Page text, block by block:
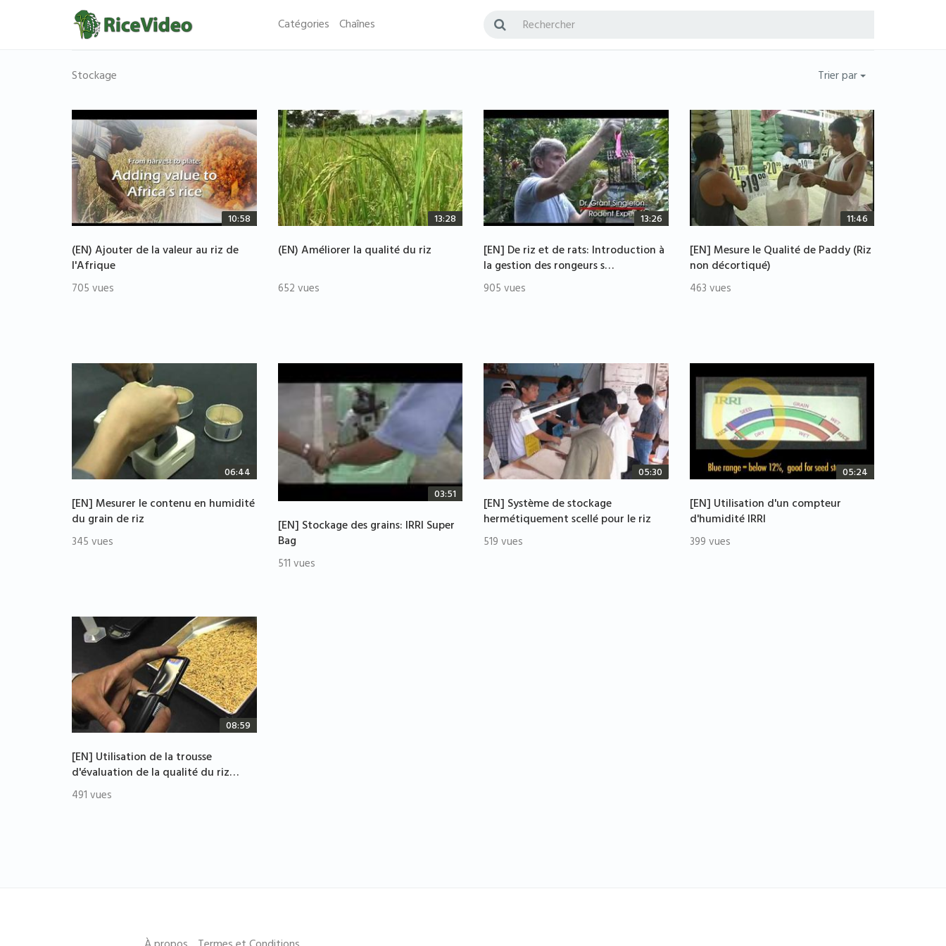
Catégories Chaînes
Stockage Trier par
10:58
(EN) Ajouter de la valeur au riz de
l'Afrique
705 vues
13:28
(EN) Améliorer la qualité du riz
652 vues
13:26
[EN] De riz et de rats: Introduction à
la gestion des rongeurs s…
905 vues
11:46
[EN] Mesure le Qualité de Paddy (Riz
non décortiqué)
463 vues
06:44
[EN] Mesurer le contenu en humidité
du grain de riz
345 vues
03:51
[EN] Stockage des grains: IRRI Super
Bag
511 vues
05:30
[EN] Système de stockage
hermétiquement scellé pour le riz
519 vues
05:24
[EN] Utilisation d'un compteur
d'humidité IRRI
399 vues
08:59
[EN] Utilisation de la trousse
d'évaluation de la qualité du riz…
491 vues